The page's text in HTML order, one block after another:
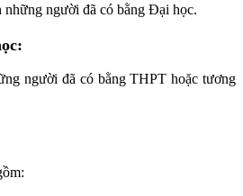
những người đã có bằng Đại học.
người đã có bằng THPT hoặc tương